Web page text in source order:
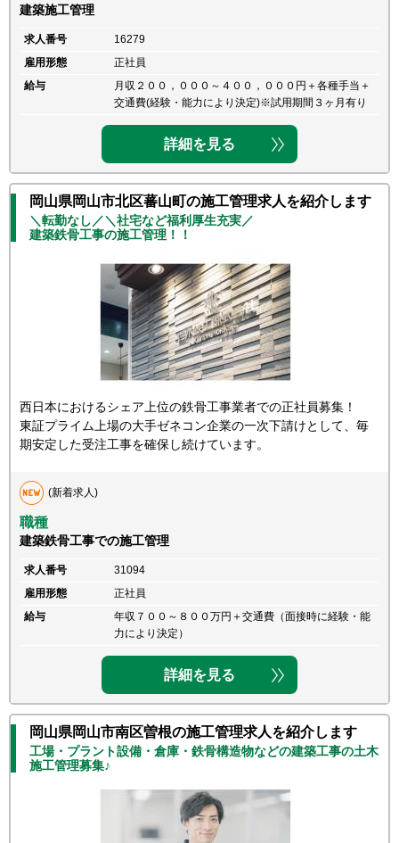
建築施工管理
求人番号
16279
雇用形態
正社員
給与
月収２００，０００～４００，０００円＋各種手当＋
交通費(経験・能力により決定)※試用期間３ヶ月有り
詳細を見る
岡山県岡山市北区蕃山町の施工管理求人を紹介します
＼転勤なし／＼社宅など福利厚生充実／
建築鉄骨工事の施工管理！！
西日本におけるシェア上位の鉄骨工事業者での正社員募集！
東証プライム上場の大手ゼネコン企業の一次下請けとして、毎
期安定した受注工事を確保し続けています。
(新着求人)
職種
建築鉄骨工事での施工管理
求人番号
31094
雇用形態
正社員
給与
年収７００～８００万円＋交通費（面接時に経験・能
力により決定）
詳細を見る
岡山県岡山市南区曽根の施工管理求人を紹介します
工場・プラント設備・倉庫・鉄骨構造物などの建築工事の土木
施工管理募集♪